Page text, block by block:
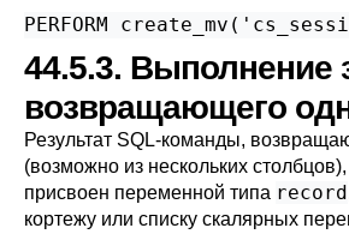
PERFORM
44.5.3. Выполнение
возвращающего
Результат SQL-команды,
(возможно из нескольких
присвоен переменной типа record
кортежу или списку скалярных